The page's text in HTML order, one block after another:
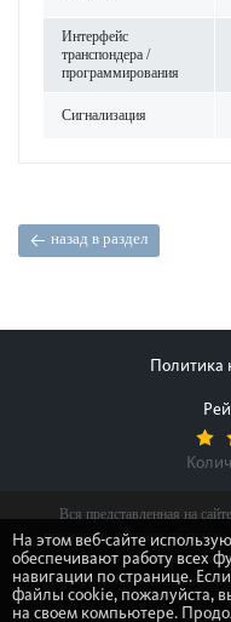
Интерфейс
транспондера /
программирования
Сигнал­изация
назад в раздел
Политика
Вся представленная на
продуктов, наличия на
характер и ни при каких
определяемой положениями
На этом веб-сайте
обеспечивают работу всех
навигации по странице.
файлы cookie, пожалуйста,
на своем компьютере.